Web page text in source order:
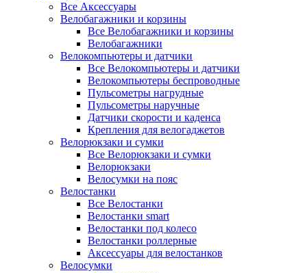
Все Аксессуары
Велобагажники и корзины
Все Велобагажники и корзины
Велобагажники
Велокомпьютеры и датчики
Все Велокомпьютеры и датчики
Велокомпьютеры беспроводные
Пульсометры нагрудные
Пульсометры наручные
Датчики скорости и каденса
Крепления для велогаджетов
Велорюкзаки и сумки
Все Велорюкзаки и сумки
Велорюкзаки
Велосумки на пояс
Велостанки
Все Велостанки
Велостанки smart
Велостанки под колесо
Велостанки роллерные
Аксессуары для велостанков
Велосумки